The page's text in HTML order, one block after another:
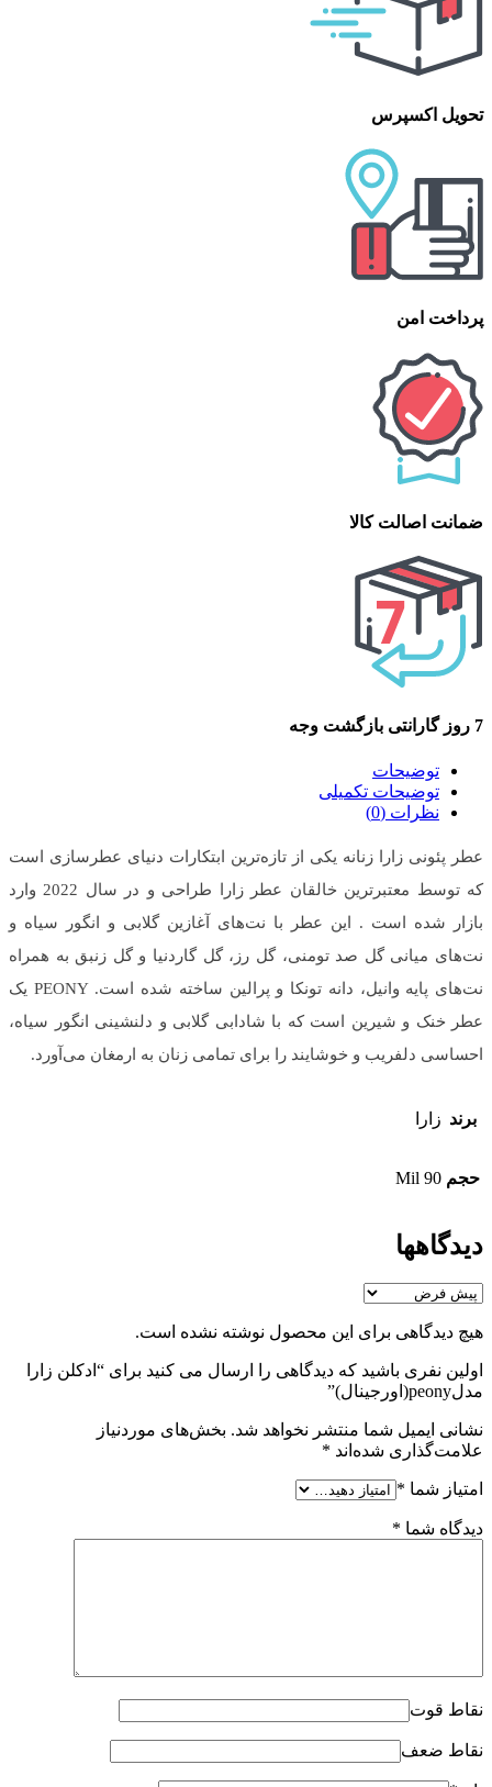
تحویل اکسپرس
پرداخت امن
ضمانت اصالت کالا
7 روز گارانتی بازگشت وجه
توضیحات
توضیحات تکمیلی
نظرات (0)
عطر پئونی زارا زنانه یکی از تازه‌ترین ابتکارات دنیای عطرسازی است
که توسط معتبرترین خالقان عطر زارا طراحی و در سال 2022 وارد
بازار شده است . این عطر با نت‌های آغازین گلابی و انگور سیاه و
نت‌های میانی گل صد تومنی، گل رز، گل گاردنیا و گل زنبق به همراه
نت‌های پایه وانیل، دانه تونکا و پرالین ساخته شده است. PEONY یک
عطر خنک و شیرین است که با شادابی گلابی و دلنشینی انگور سیاه،
احساسی دلفریب و خوشایند را برای تمامی زنان به ارمغان می‌آورد.
برند زارا
حجم 90 Mil
دیدگاهها
هیچ دیدگاهی برای این محصول نوشته نشده است.
اولین نفری باشید که دیدگاهی را ارسال می کنید برای “ادکلن زارا
مدلpeony(اورجینال)”
نشانی ایمیل شما منتشر نخواهد شد. بخش‌های موردنیاز
علامت‌گذاری شده‌اند *
امتیاز شما *
دیدگاه شما *
نقاط قوت
نقاط ضعف